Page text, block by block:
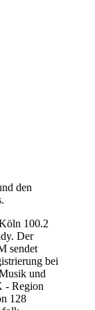
den
100.2
Der
sendet
bei
und
- Region
128